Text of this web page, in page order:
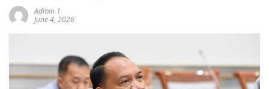
Admin 1
June 4, 2026